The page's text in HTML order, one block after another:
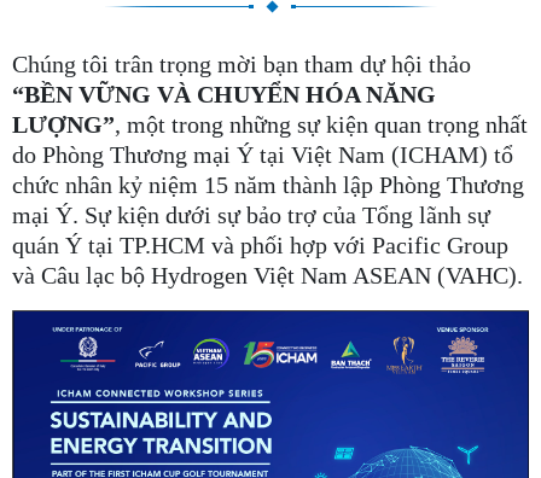
Chúng tôi trân trọng mời bạn tham dự hội thảo
“BỀN VỮNG VÀ CHUYỂN HÓA NĂNG
LƯỢNG”, một trong những sự kiện quan trọng nhất
do Phòng Thương mại Ý tại Việt Nam (ICHAM) tổ
chức nhân kỷ niệm 15 năm thành lập Phòng Thương
mại Ý. Sự kiện dưới sự bảo trợ của Tổng lãnh sự
quán Ý tại TP.HCM và phối hợp với Pacific Group
và Câu lạc bộ Hydrogen Việt Nam ASEAN (VAHC).